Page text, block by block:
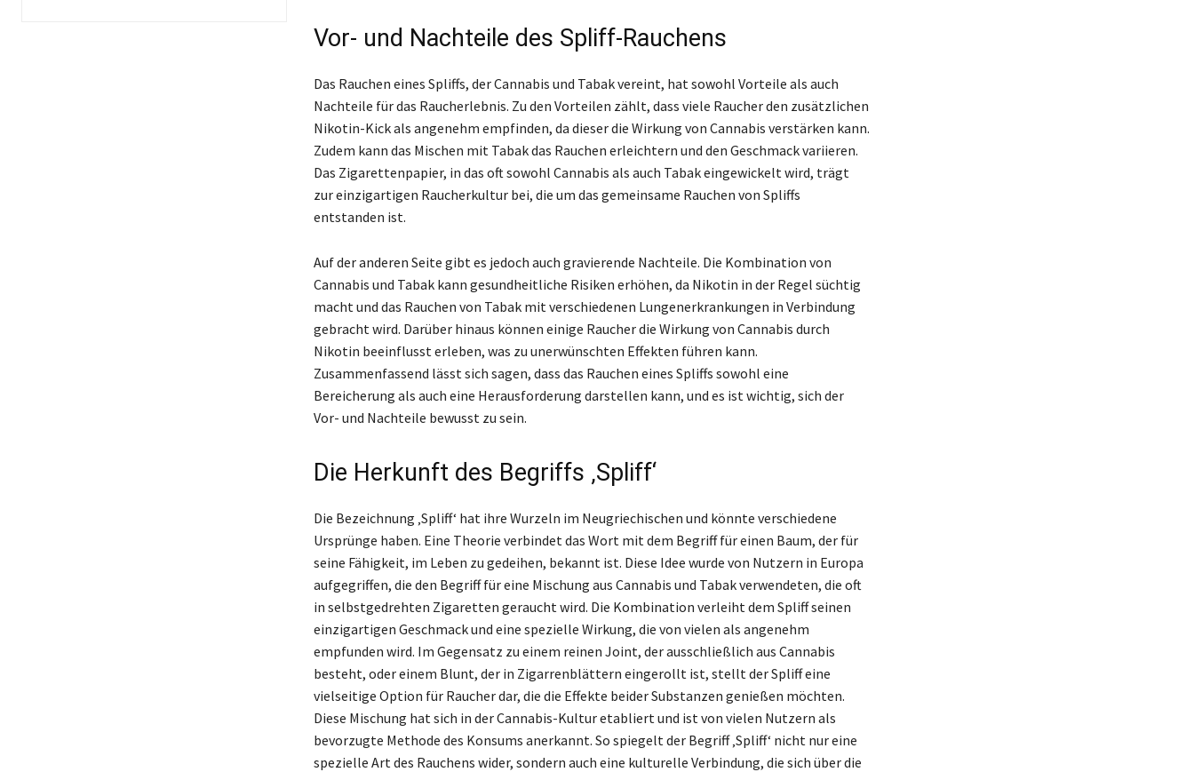
Vor- und Nachteile des Spliff-Rauchens
Das Rauchen eines Spliffs, der Cannabis und Tabak vereint, hat sowohl Vorteile als auch
Nachteile für das Raucherlebnis. Zu den Vorteilen zählt, dass viele Raucher den zusätzlichen
Nikotin-Kick als angenehm empfinden, da dieser die Wirkung von Cannabis verstärken kann.
Zudem kann das Mischen mit Tabak das Rauchen erleichtern und den Geschmack variieren.
Das Zigarettenpapier, in das oft sowohl Cannabis als auch Tabak eingewickelt wird, trägt
zur einzigartigen Raucherkultur bei, die um das gemeinsame Rauchen von Spliffs
entstanden ist.
Auf der anderen Seite gibt es jedoch auch gravierende Nachteile. Die Kombination von
Cannabis und Tabak kann gesundheitliche Risiken erhöhen, da Nikotin in der Regel süchtig
macht und das Rauchen von Tabak mit verschiedenen Lungenerkrankungen in Verbindung
gebracht wird. Darüber hinaus können einige Raucher die Wirkung von Cannabis durch
Nikotin beeinflusst erleben, was zu unerwünschten Effekten führen kann.
Zusammenfassend lässt sich sagen, dass das Rauchen eines Spliffs sowohl eine
Bereicherung als auch eine Herausforderung darstellen kann, und es ist wichtig, sich der
Vor- und Nachteile bewusst zu sein.
Die Herkunft des Begriffs ‚Spliff‘
Die Bezeichnung ‚Spliff‘ hat ihre Wurzeln im Neugriechischen und könnte verschiedene
Ursprünge haben. Eine Theorie verbindet das Wort mit dem Begriff für einen Baum, der für
seine Fähigkeit, im Leben zu gedeihen, bekannt ist. Diese Idee wurde von Nutzern in Europa
aufgegriffen, die den Begriff für eine Mischung aus Cannabis und Tabak verwendeten, die oft
in selbstgedrehten Zigaretten geraucht wird. Die Kombination verleiht dem Spliff seinen
einzigartigen Geschmack und eine spezielle Wirkung, die von vielen als angenehm
empfunden wird. Im Gegensatz zu einem reinen Joint, der ausschließlich aus Cannabis
besteht, oder einem Blunt, der in Zigarrenblättern eingerollt ist, stellt der Spliff eine
vielseitige Option für Raucher dar, die die Effekte beider Substanzen genießen möchten.
Diese Mischung hat sich in der Cannabis-Kultur etabliert und ist von vielen Nutzern als
bevorzugte Methode des Konsums anerkannt. So spiegelt der Begriff ‚Spliff‘ nicht nur eine
spezielle Art des Rauchens wider, sondern auch eine kulturelle Verbindung, die sich über die